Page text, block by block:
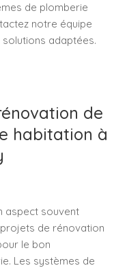
de plomberie
notre équipe
adaptées.
de
habitation à
aspect souvent
de rénovation
le bon
Les systèmes de